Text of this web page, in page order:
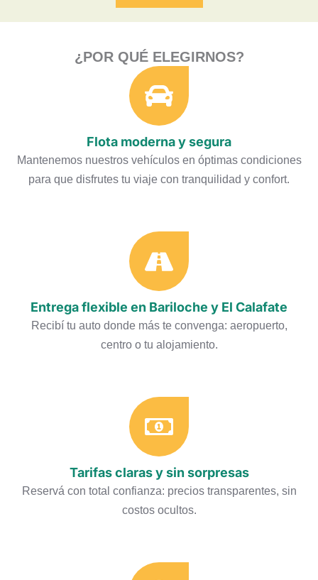
¿POR QUÉ ELEGIRNOS?
Flota moderna y segura
Mantenemos nuestros vehículos en óptimas condiciones
para que disfrutes tu viaje con tranquilidad y confort.
Entrega flexible en Bariloche y El Calafate
Recibí tu auto donde más te convenga: aeropuerto,
centro o tu alojamiento.
Tarifas claras y sin sorpresas
Reservá con total confianza: precios transparentes, sin
costos ocultos.